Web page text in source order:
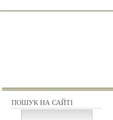
ПОШУК НА САЙТІ